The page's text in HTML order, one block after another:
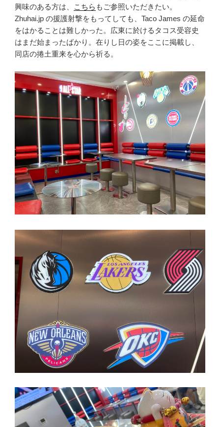
興味のある方は、
こちら もご参照いただきたい。
Zhuhai.jp の援護射撃をもってしても、Taco James の延命
をはかることは難しかった。広東に於けるタコス受容史
はまだ始まったばかり。在りし日の姿をここに掲載し、
同店の捲土重来を心から祈る。